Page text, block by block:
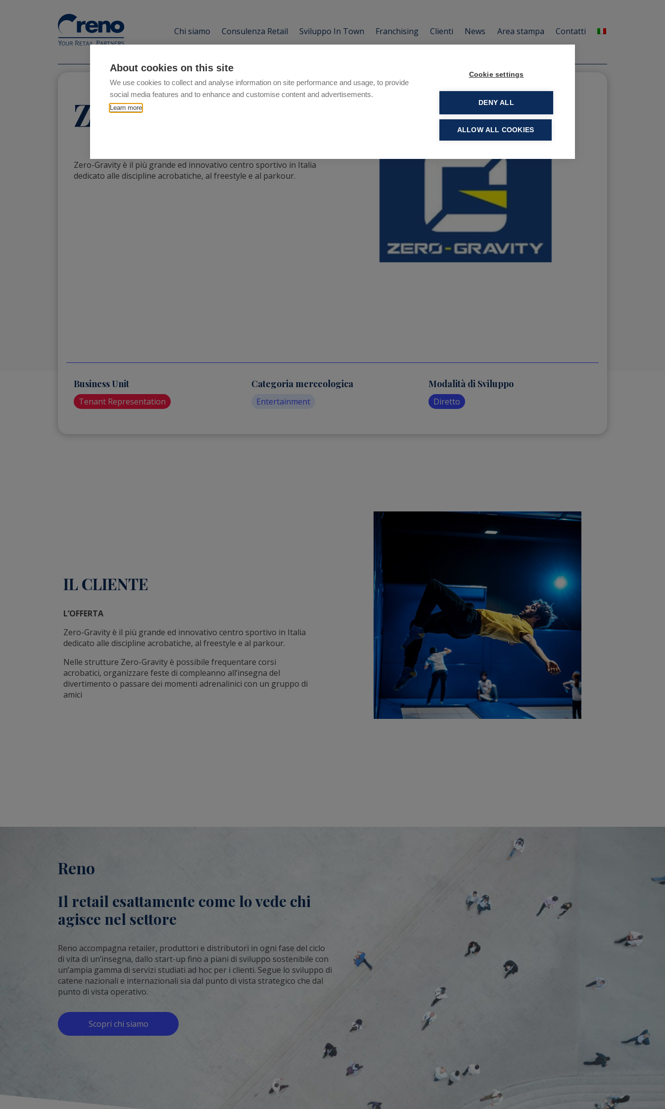
About cookies on this site
We use cookies to collect and analyse information on site performance and usage, to provide
social media features and to enhance and customise content and advertisements.
Learn more
Cookie settings
DENY ALL
ALLOW ALL COOKIES
Chi siamo Consulenza Retail Sviluppo In Town Franchising Clienti News Area stampa Contatti
Zero-Gravity
Zero-Gravity è il più grande ed innovativo centro sportivo in Italia
dedicato alle discipline acrobatiche, al freestyle e al parkour.
Business Unit
Tenant Representation
Categoria merceologica
Entertainment
Modalità di Sviluppo
Diretto
IL CLIENTE
L’OFFERTA
Zero-Gravity è il più grande ed innovativo centro sportivo in Italia
dedicato alle discipline acrobatiche, al freestyle e al parkour.
Nelle strutture Zero-Gravity è possibile frequentare corsi
acrobatici, organizzare feste di compleanno all’insegna del
divertimento o passare dei momenti adrenalinici con un gruppo di
amici
Reno
Il retail esattamente come lo vede chi
agisce nel settore
Reno accompagna retailer, produttori e distributori in ogni fase del ciclo
di vita di un’insegna, dallo start-up fino a piani di sviluppo sostenibile con
un’ampia gamma di servizi studiati ad hoc per i clienti. Segue lo sviluppo di
catene nazionali e internazionali sia dal punto di vista strategico che dal
punto di vista operativo.
Scopri chi siamo